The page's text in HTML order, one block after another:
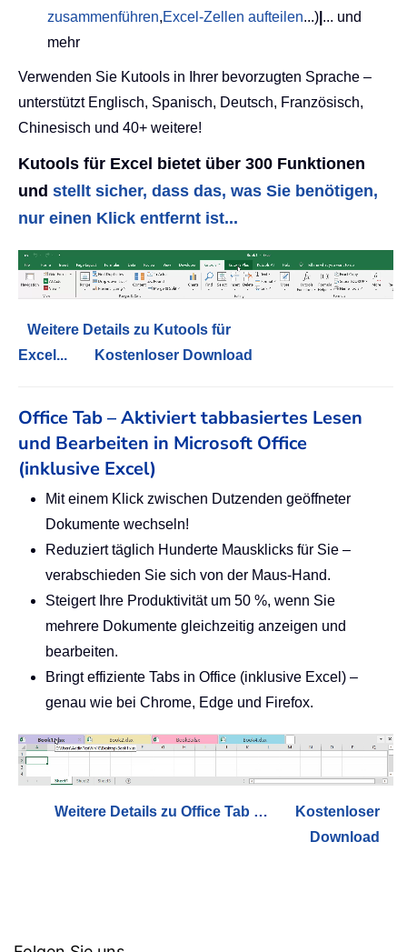
zusammenführen,Excel-Zellen aufteilen...) ... und
mehr
Verwenden Sie Kutools in Ihrer bevorzugten Sprache –
unterstützt Englisch, Spanisch, Deutsch, Französisch,
Chinesisch und 40+ weitere!
Kutools für Excel bietet über 300 Funktionen
und stellt sicher, dass das, was Sie benötigen,
nur einen Klick entfernt ist...
Weitere Details zu Kutools für
Excel...
Kostenloser Download
Office Tab – Aktiviert tabbasiertes Lesen
und Bearbeiten in Microsoft Office
(inklusive Excel)
Mit einem Klick zwischen Dutzenden geöffneter
Dokumente wechseln!
Reduziert täglich Hunderte Mausklicks für Sie –
verabschieden Sie sich von der Maus-Hand.
Steigert Ihre Produktivität um 50 %, wenn Sie
mehrere Dokumente gleichzeitig anzeigen und
bearbeiten.
Bringt effiziente Tabs in Office (inklusive Excel) –
genau wie bei Chrome, Edge und Firefox.
Weitere Details zu Office Tab …
Kostenloser
Download